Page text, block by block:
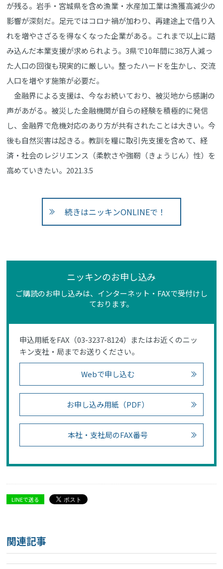
が残る。岩手・宮城県を含め漁業・水産加工業は漁獲高減少の
影響が深刻だ。足元ではコロナ禍が加わり、再建途上で借り入
れを増やさざるを得なくなった企業がある。これまで以上に踏
み込んだ本業支援が求められよう。3県で10年間に38万人減っ
た人口の回復も現実的に厳しい。整ったハードを生かし、交流
人口を増やす施策が必要だ。
金融界による支援は、今なお続いており、被災地から感謝の
声があがる。被災した金融機関が自らの経験を積極的に発信
し、金融界で危機対応のあり方が共有されたことは大きい。今
後も自然災害は起きる。教訓を糧に取引先支援を含めて、経
済・社会のレジリエンス（柔軟さや強靭（きょうじん）性）を
高めていきたい。2021.3.5
続きはニッキンONLINEで！
ニッキンのお申し込み
ご購読のお申し込みは、インターネット・FAXで受付けし
ております。
申込用紙をFAX（03-3237-8124）またはお近くのニッ
キン支社・局までお送りください。
Webで申し込む
お申し込み用紙（PDF）
本社・支社局のFAX番号
LINEで送る
関連記事